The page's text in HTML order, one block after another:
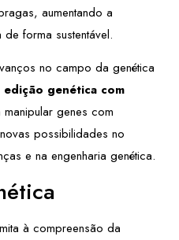
aumentando a
forma sustentável.
no campo da genética
edição genética com
manipular genes com
possibilidades no
e na engenharia genética.
à compreensão da